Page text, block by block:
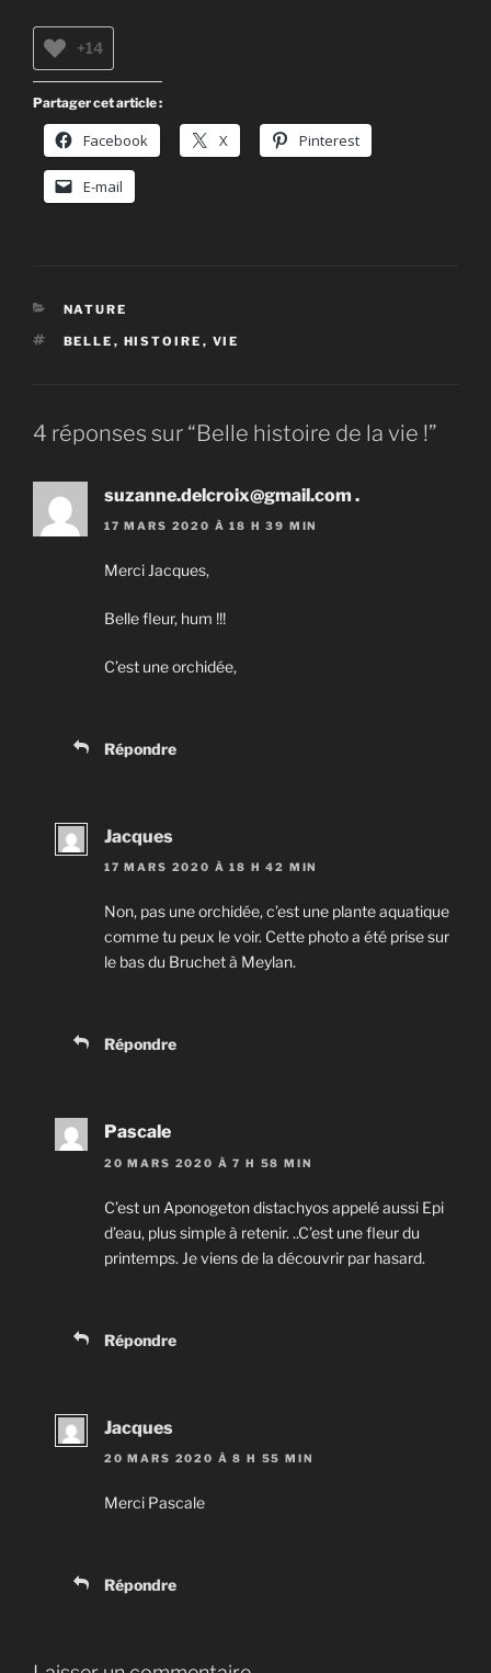
+14
Partager cet article :
Facebook X Pinterest
E-mail
CATÉGORIES
NATURE
ÉTIQUETTES
BELLE , HISTOIRE , VIE
4 réponses sur “Belle histoire de la vie !”
suzanne.delcroix@gmail.com .
17 MARS 2020 À 18 H 39 MIN
Merci Jacques,
Belle fleur, hum !!!
C’est une orchidée,
Répondre
Jacques
17 MARS 2020 À 18 H 42 MIN
Non, pas une orchidée, c’est une plante aquatique
comme tu peux le voir. Cette photo a été prise sur
le bas du Bruchet à Meylan.
Répondre
Pascale
20 MARS 2020 À 7 H 58 MIN
C’est un Aponogeton distachyos appelé aussi Epi
d’eau, plus simple à retenir. ..C’est une fleur du
printemps. Je viens de la découvrir par hasard.
Répondre
Jacques
20 MARS 2020 À 8 H 55 MIN
Merci Pascale
Répondre